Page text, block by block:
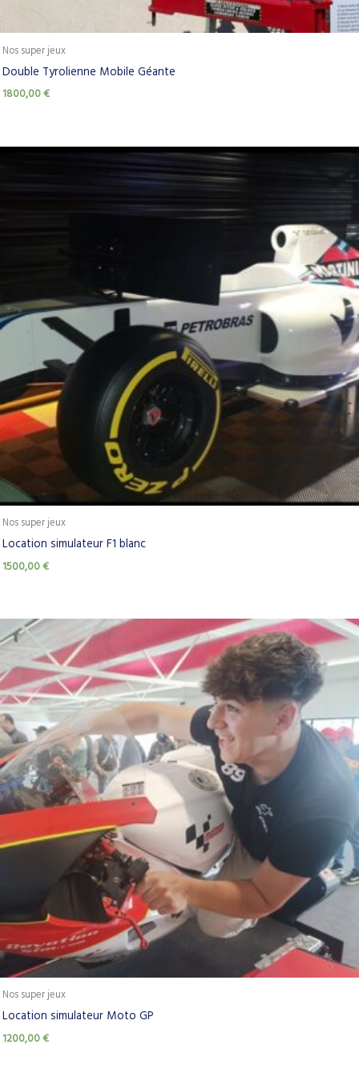
Nos super jeux
Double Tyrolienne Mobile Géante
1800,00€
Nos super jeux
Location simulateur F1 blanc
1500,00€
Nos super jeux
Location simulateur Moto GP
1200,00€